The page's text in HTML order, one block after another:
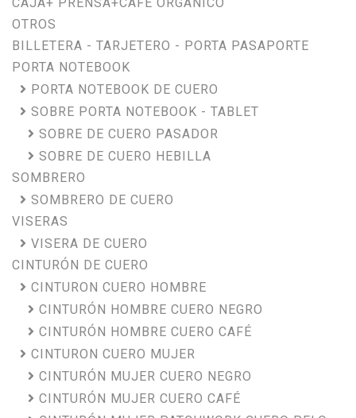
OTROS
BILLETERA - TARJETERO - PORTA PASAPORTE
PORTA NOTEBOOK
PORTA NOTEBOOK DE CUERO
SOBRE PORTA NOTEBOOK - TABLET
SOBRE DE CUERO PASADOR
SOBRE DE CUERO HEBILLA
SOMBRERO
SOMBRERO DE CUERO
VISERAS
VISERA DE CUERO
CINTURÓN DE CUERO
CINTURON CUERO HOMBRE
CINTURÓN HOMBRE CUERO NEGRO
CINTURÓN HOMBRE CUERO CAFÉ
CINTURON CUERO MUJER
CINTURÓN MUJER CUERO NEGRO
CINTURÓN MUJER CUERO CAFÉ